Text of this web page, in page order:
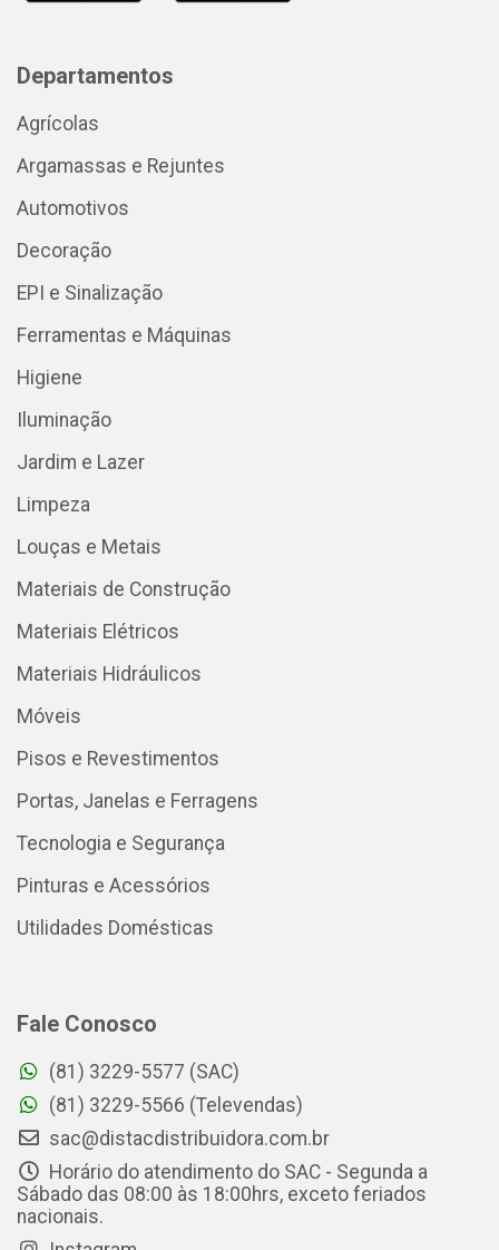
Departamentos
Agrícolas
Argamassas e Rejuntes
Automotivos
Decoração
EPI e Sinalização
Ferramentas e Máquinas
Higiene
Iluminação
Jardim e Lazer
Limpeza
Louças e Metais
Materiais de Construção
Materiais Elétricos
Materiais Hidráulicos
Móveis
Pisos e Revestimentos
Portas, Janelas e Ferragens
Tecnologia e Segurança
Pinturas e Acessórios
Utilidades Domésticas
Fale Conosco
(81) 3229-5577 (SAC)
(81) 3229-5566 (Televendas)
sac@distacdistribuidora.com.br
Horário do atendimento do SAC - Segunda a
Sábado das 08:00 às 18:00hrs, exceto feriados
nacionais.